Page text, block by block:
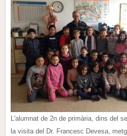
L'alumnat de 2n de primària, dins del
la visita del Dr. Francesc Devesa,